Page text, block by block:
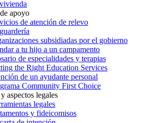
apoyo
de atención de relevo
subsidiadas por el gobierno
a tu hijo a un campamento
de especialidades y terapias
the Right Education Services
de un ayudante personal
Community First Choice
aspectos legales
legales
y fideicomisos